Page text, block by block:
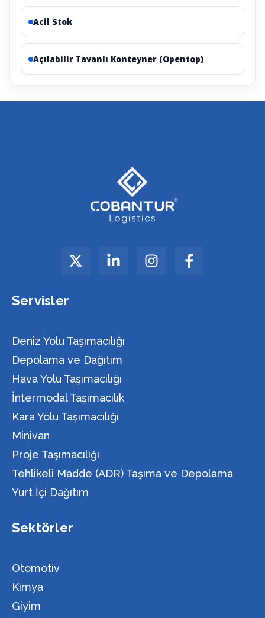
Acil Stok
Açılabilir Tavanlı Konteyner (Opentop)
Servisler
Deniz Yolu Taşımacılığı
Depolama ve Dağıtım
Hava Yolu Taşımacılığı
İntermodal Taşımacılık
Kara Yolu Taşımacılığı
Minivan
Proje Taşımacılığı
Tehlikeli Madde (ADR) Taşıma ve Depolama
Yurt İçi Dağıtım
Sektörler
Otomotiv
Kimya
Giyim